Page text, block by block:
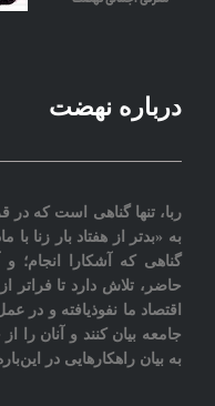
درباره نهضت
ربا، تنها گناهی است که در
به «بدتر از هفتاد بار زنا
حاضر، تلاش دارد تا فراتر
اقتصاد ما نفوذیافته و در
جامعه بيان کنند و آنان را
به بیان راهکارهایی در